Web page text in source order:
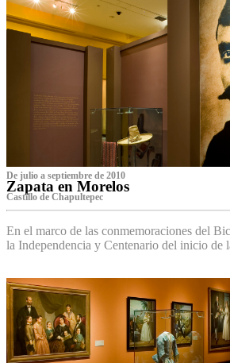
De julio a septiembre de 2010
Zapata en Morelos
Castillo de Chapultepec
En el marco de las conmemoraciones del
la Independencia y Centenario del inicio